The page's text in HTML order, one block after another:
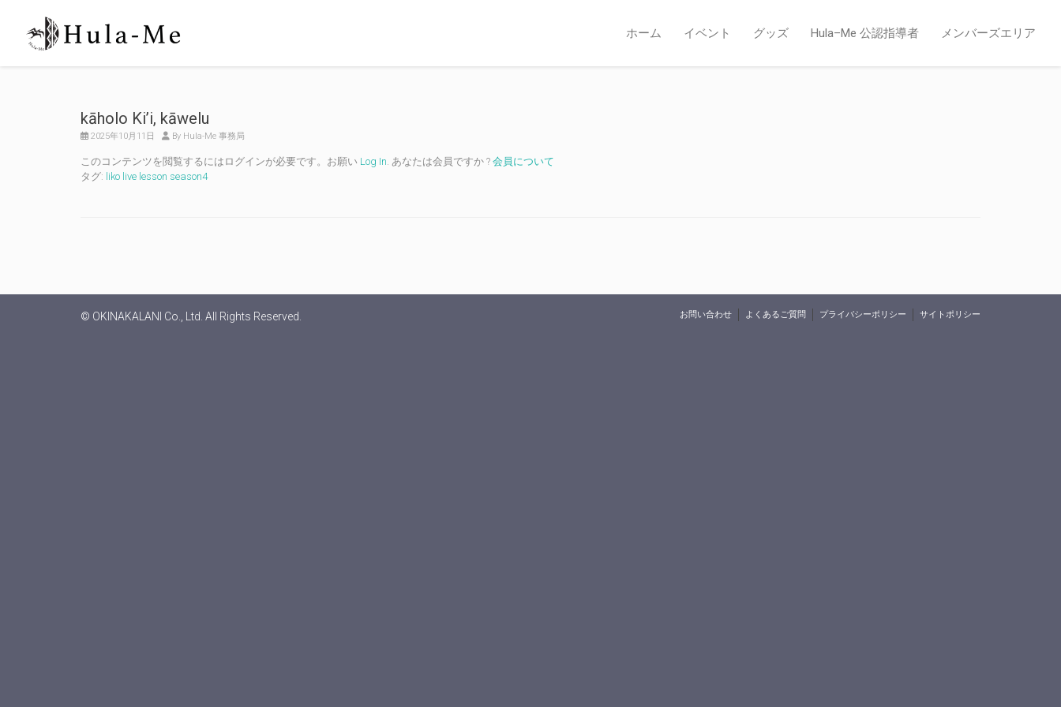
ホーム イベント グッズ Hula–Me 公認指導者 メンバーズエリア
kāholo Ki’i, kāwelu
2025年10月11日 By Hula-Me 事務局
このコンテンツを閲覧するにはログインが必要です。お願い Log In. あなたは会員ですか ? 会員について
タグ: liko live lesson season4
© OKINAKALANI Co., Ltd. All Rights Reserved. お問い合わせ よくあるご質問 プライバシーポリシー サイトポリシー